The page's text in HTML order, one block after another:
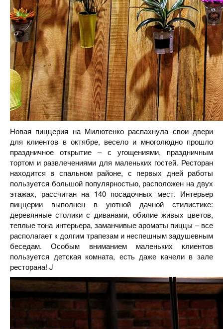
Новая пиццерия на Милютенко распахнула свои двери
для клиентов в октябре, весело и многолюдно прошло
праздничное открытие – с угощениями, праздничным
тортом и развлечениями для маленьких гостей. Ресторан
находится в спальном районе, с первых дней работы
пользуется большой популярностью, расположен на двух
этажах, рассчитан на 140 посадочных мест. Интерьер
пиццерии выполнен в уютной дачной стилистике:
деревянные столики с диванами, обилие живых цветов,
теплые тона интерьера, заманчивые ароматы пиццы – все
располагает к долгим трапезам и неспешным задушевным
беседам. Особым вниманием маленьких клиентов
пользуется детская комната, есть даже качели в зале
ресторана! J